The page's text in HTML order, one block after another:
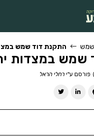
שמש התקנת דוד שמש
שמש במצדות
פורסם ע"ירחלי הראל